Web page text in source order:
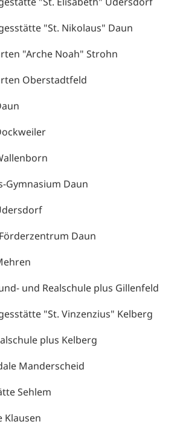
"St. Nikolaus" Daun
"Arche Noah" Strohn
Oberstadtfeld
Gymnasium Daun
Daun
und Realschule plus Gillenfeld
"St. Vinzenzius" Kelberg
plus Kelberg
Manderscheid
Sehlem
Klausen